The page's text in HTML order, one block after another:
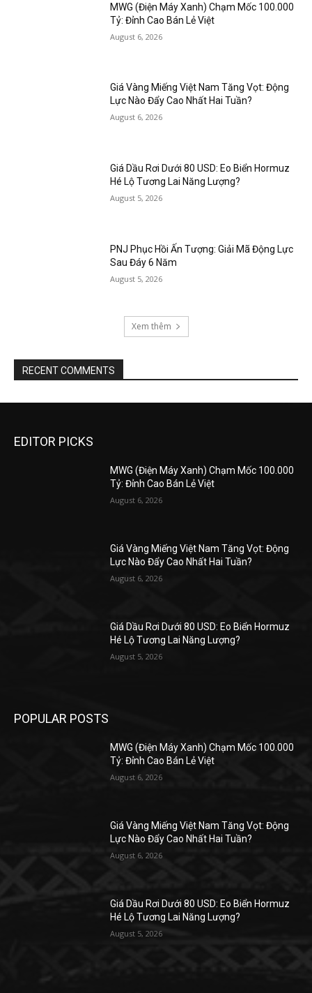
MWG (Điện Máy Xanh) Chạm Mốc 100.000
Tỷ: Đỉnh Cao Bán Lẻ Việt
August 6, 2026
Giá Vàng Miếng Việt Nam Tăng Vọt: Động
Lực Nào Đẩy Cao Nhất Hai Tuần?
August 6, 2026
Giá Dầu Rơi Dưới 80 USD: Eo Biển Hormuz
Hé Lộ Tương Lai Năng Lượng?
August 5, 2026
PNJ Phục Hồi Ấn Tượng: Giải Mã Động Lực
Sau Đáy 6 Năm
August 5, 2026
Xem thêm
RECENT COMMENTS
EDITOR PICKS
MWG (Điện Máy Xanh) Chạm Mốc 100.000
Tỷ: Đỉnh Cao Bán Lẻ Việt
August 6, 2026
Giá Vàng Miếng Việt Nam Tăng Vọt: Động
Lực Nào Đẩy Cao Nhất Hai Tuần?
August 6, 2026
Giá Dầu Rơi Dưới 80 USD: Eo Biển Hormuz
Hé Lộ Tương Lai Năng Lượng?
August 5, 2026
POPULAR POSTS
MWG (Điện Máy Xanh) Chạm Mốc 100.000
Tỷ: Đỉnh Cao Bán Lẻ Việt
August 6, 2026
Giá Vàng Miếng Việt Nam Tăng Vọt: Động
Lực Nào Đẩy Cao Nhất Hai Tuần?
August 6, 2026
Giá Dầu Rơi Dưới 80 USD: Eo Biển Hormuz
Hé Lộ Tương Lai Năng Lượng?
August 5, 2026